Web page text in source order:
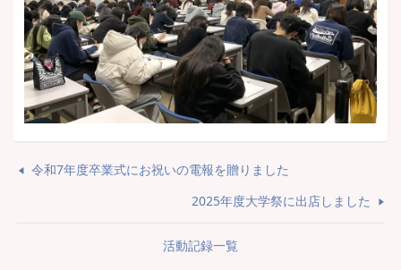
令和7年度卒業式にお祝いの電報を贈りました
2025年度大学祭に出店しました
活動記録一覧